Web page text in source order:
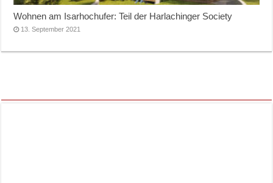
Wohnen am Isarhochufer: Teil der Harlachinger Society
13. September 2021